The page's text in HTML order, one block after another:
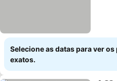
Selecione as datas para ver
exatos.